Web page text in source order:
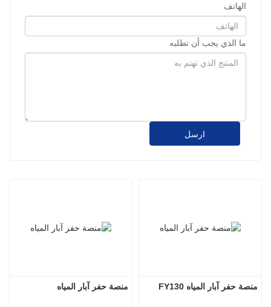
الهاتف
ما الذي يجب أن تطلبه
ارسل
منصة حفر آبار المياه منصة حفر آبار المياه FY130